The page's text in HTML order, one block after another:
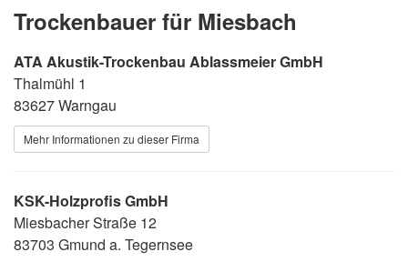
Trockenbauer für Miesbach
ATA Akustik-Trockenbau Ablassmeier GmbH
Thalmühl 1
83627 Warngau
Mehr Informationen zu dieser Firma
KSK-Holzprofis GmbH
Miesbacher Straße 12
83703 Gmund a. Tegernsee